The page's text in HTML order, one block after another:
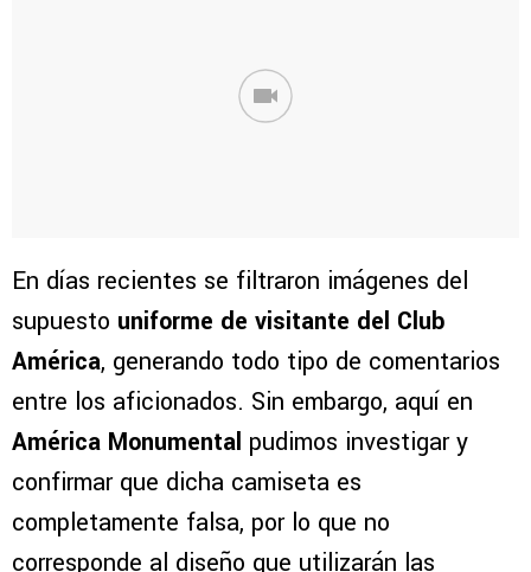
En días recientes se filtraron imágenes del
supuesto uniforme de visitante del Club
América, generando todo tipo de comentarios
entre los aficionados. Sin embargo, aquí en
América Monumental pudimos investigar y
confirmar que dicha camiseta es
completamente falsa, por lo que no
corresponde al diseño que utilizarán las